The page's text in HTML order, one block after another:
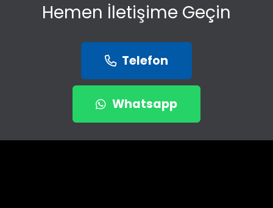
Hemen İletişime Geçin
Telefon
Whatsapp